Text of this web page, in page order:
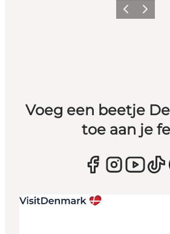
Vorige Volgende
Voeg een beetje
toe aan je